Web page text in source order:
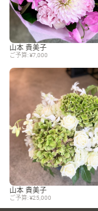
山本 貴美子
ご予算: ¥7,000
山本 貴美子
ご予算: ¥25,000